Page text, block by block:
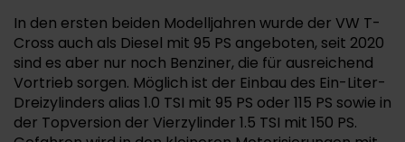
In den ersten beiden Modelljahren wurde der VW T-
Cross auch als Diesel mit 95 PS angeboten, seit 2020
sind es aber nur noch Benziner, die für ausreichend
Vortrieb sorgen. Möglich ist der Einbau des Ein-Liter-
Dreizylinders alias 1.0 TSI mit 95 PS oder 115 PS sowie in
der Topversion der Vierzylinder 1.5 TSI mit 150 PS.